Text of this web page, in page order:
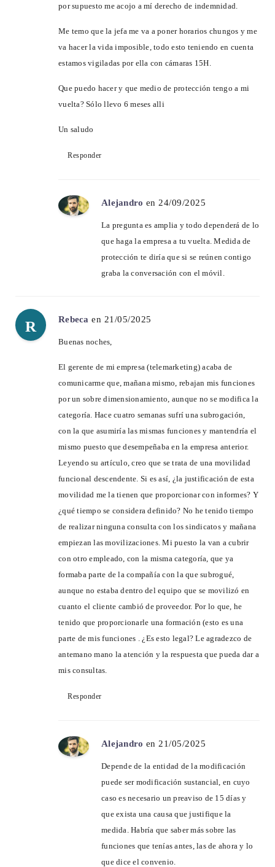
por supuesto me acojo a mí derecho de indemnidad.
Me temo que la jefa me va a poner horarios chungos y me
va hacer la vida imposible, todo esto teniendo en cuenta
estamos vigiladas por ella con cámaras 15H.
Que puedo hacer y que medio de protección tengo a mi
vuelta? Sólo llevo 6 meses alli
Un saludo
Responder
Alejandro en 24/09/2025
La pregunta es amplia y todo dependerá de lo
que haga la empresa a tu vuelta. Medida de
protección te diría que si se reúnen contigo
graba la conversación con el móvil.
R Rebeca en 21/05/2025
Buenas noches,
El gerente de mi empresa (telemarketing) acaba de
comunicarme que, mañana mismo, rebajan mis funciones
por un sobre dimensionamiento, aunque no se modifica la
categoría. Hace cuatro semanas sufrí una subrogación,
con la que asumiría las mismas funciones y mantendría el
mismo puesto que desempeñaba en la empresa anterior.
Leyendo su artículo, creo que se trata de una movilidad
funcional descendente. Si es así, ¿la justificación de esta
movilidad me la tienen que proporcionar con informes? Y
¿qué tiempo se considera definido? No he tenido tiempo
de realizar ninguna consulta con los sindicatos y mañana
empiezan las movilizaciones. Mi puesto la van a cubrir
con otro empleado, con la misma categoría, que ya
formaba parte de la compañía con la que subrogué,
aunque no estaba dentro del equipo que se movilizó en
cuanto el cliente cambió de proveedor. Por lo que, he
tenido que proporcionarle una formación (esto es una
parte de mis funciones . ¿Es esto legal? Le agradezco de
antemano mano la atención y la respuesta que pueda dar a
mis consultas.
Responder
Alejandro en 21/05/2025
Depende de la entidad de la modificación
puede ser modificación sustancial, en cuyo
caso es necesario un preaviso de 15 días y
que exista una causa que justifique la
medida. Habría que saber más sobre las
funciones que tenías antes, las de ahora y lo
que dice el convenio.